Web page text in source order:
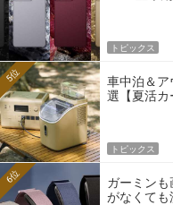
トピックス
車中泊＆ア
選【夏活カ
5位
トピックス
ガーミン
がなくても
6位